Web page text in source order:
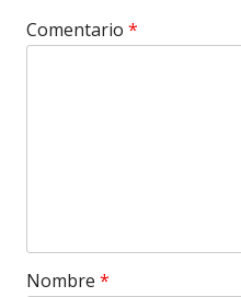
Comentario *
Nombre *